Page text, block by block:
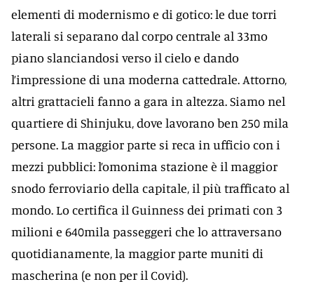
elementi di modernismo e di gotico: le due torri
laterali si separano dal corpo centrale al 33mo
piano slanciandosi verso il cielo e dando
l’impressione di una moderna cattedrale. Attorno,
altri grattacieli fanno a gara in altezza. Siamo nel
quartiere di Shinjuku, dove lavorano ben 250 mila
persone. La maggior parte si reca in ufficio con i
mezzi pubblici: l’omonima stazione è il maggior
snodo ferroviario della capitale, il più trafficato al
mondo. Lo certifica il Guinness dei primati con 3
milioni e 640mila passeggeri che lo attraversano
quotidianamente, la maggior parte muniti di
mascherina (e non per il Covid).